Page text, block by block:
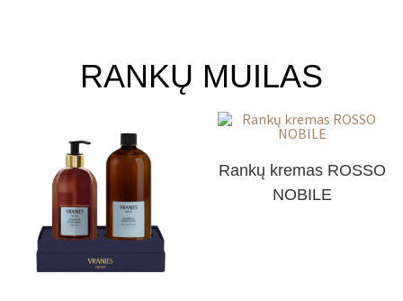
RANKŲ MUILAS
Rankų kremas ROSSO
NOBILE